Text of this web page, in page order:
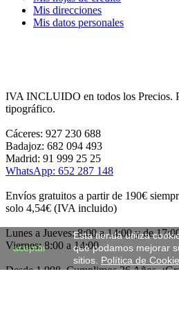
Mis direcciones
Mis datos personales
IVA INCLUIDO en todos los Precios.
tipográfico.
Cáceres: 927 230 688
Badajoz: 682 094 493
Madrid: 91 999 25 25
WhatsApp: 652 287 148
Envíos gratuitos a partir de 190€
solo 4,54€ (IVA incluido)
Lunes a Jueves: 8:00 a 14:00 y de
Viernes: 8:00 a 14:00
Desde 1.998. Cumplimos 26 Años.
aceptar
Esta tienda utiliza
que podamos mejorar
sitios. Política de